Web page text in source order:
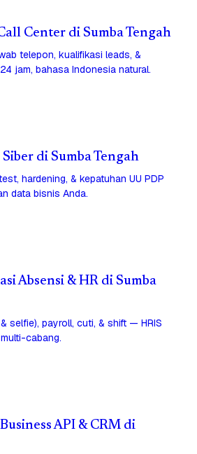
Center di Sumba Tengah
telepon, kualifikasi leads, &
jam, bahasa Indonesia natural.
di Sumba Tengah
hardening, & kepatuhan UU PDP
data bisnis Anda.
Absensi & HR di Sumba
selfie), payroll, cuti, & shift — HRIS
cabang.
API & CRM di